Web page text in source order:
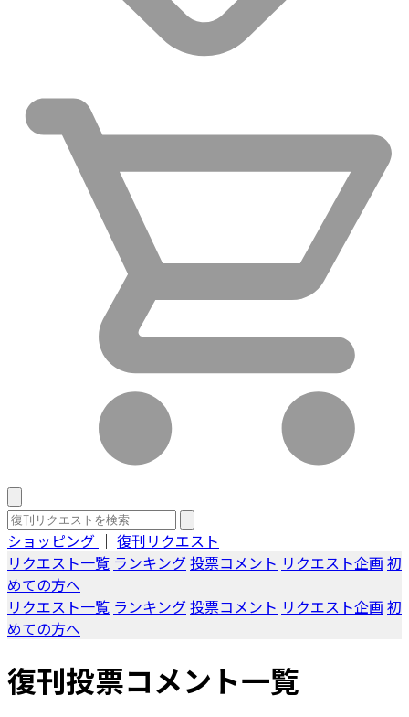
ショッピング ｜ 復刊リクエスト
リクエスト一覧 ランキング投票コメント リクエスト企画 初
めての方へ
リクエスト一覧 ランキング投票コメント リクエスト企画 初
めての方へ
復刊投票コメント一覧